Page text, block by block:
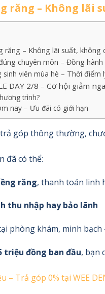
răng – Không
răng – Không lãi suất, không
chuyên môn – Đồng
sinh viên mùa hè – Thời
DAY 2/8 – Cơ hội giảm
trình?
nay – Ưu đãi có giới hạn
góp thông thường,
đã có thể:
răng, thanh toán linh
thu nhập hay bảo lãnh
phòng khám, minh bạch
triệu đồng ban đầu, bạn
– Trả góp 0% tại WEE